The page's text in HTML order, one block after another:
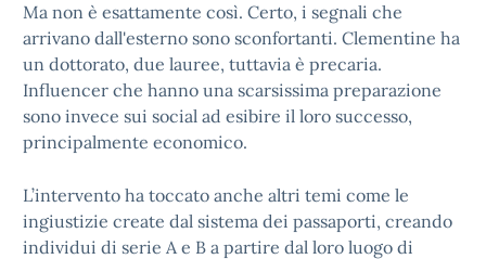
Ma non è esattamente così. Certo, i segnali che
arrivano dall'esterno sono sconfortanti. Clementine ha
un dottorato, due lauree, tuttavia è precaria.
Influencer che hanno una scarsissima preparazione
sono invece sui social ad esibire il loro successo,
principalmente economico.
L’intervento ha toccato anche altri temi come le
ingiustizie create dal sistema dei passaporti, creando
individui di serie A e B a partire dal loro luogo di